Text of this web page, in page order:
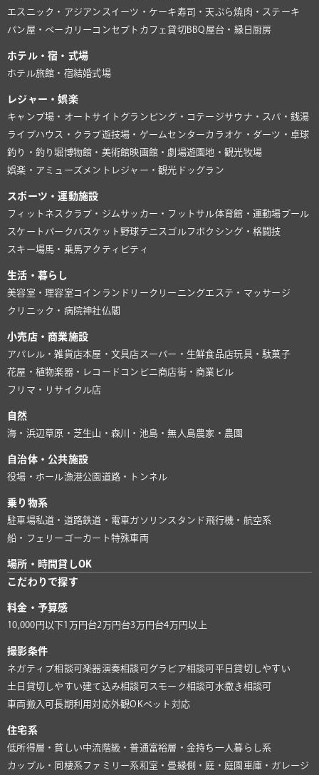
エスニック・アジアン スイーツ・ケーキ寿司・天ぷら焼肉・ステーキ
パン屋・ベーカリー コンセプトカフェ貸切BBQ 屋台・縁日 厨房
ホテル・宿・式場
ホテル旅館・宿結婚式場
レジャー・娯楽
キャンプ場・オートサイト グランピング・コテージサウナ・スパ・銭湯
ライブハウス・クラブ遊技場・ゲームセンターカラオケ・ダーツ・卓球
釣り・釣り堀博物館・美術館映画館・劇場遊園地・観光牧場
娯楽・アミューズメント レジャー・観光 ドッグラン
スポーツ・運動施設
フィットネスクラブ・ジム サッカー・フットサル体育館・運動場プール
スケートパーク バスケット 野球テニス ゴルフ ボクシング・格闘技
スキー場馬・乗馬アクティビティ
生活・暮らし
美容室・理容室 コインランドリー クリーニングエステ・マッサージ
クリニック・病院神社仏閣
小売店・商業施設
アパレル・雑貨店本屋・文具店 スーパー・生鮮食品店玩具・駄菓子
花屋・植物楽器・レコード コンビニ商店街・商業ビル
フリマ・リサイクル店
自然
海・浜辺 草原・芝生山・森川・池島・無人島農家・農園
自治体・公共施設
役場・ホール漁港公園 道路・トンネル
乗り物系
駐車場私道・道路鉄道・電車 ガソリンスタンド 飛行機・航空系
船・フェリー ゴーカート特殊車両
場所・時間貸しOK
こだわりで探す
料金・予算感
10,000円以下1万円台2万円台3万円台4万円以上
撮影条件
ネガティブ相談可楽器演奏相談可 グラビア相談可 平日貸切しやすい
土日貸切しやすい建て込み相談可 スモーク相談可 水撒き相談可
車両搬入可長期利用対応外観OKペット対応
住宅系
低所得層・貧しい中流階級・普通富裕層・金持ち 一人暮らし系
カップル・同棲系ファミリー系和室・畳縁側・庭・庭園 車庫・ガレージ